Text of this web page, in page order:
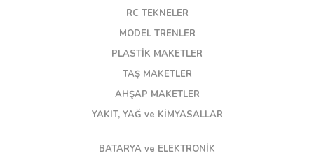
RC TEKNELER
MODEL TRENLER
PLASTİK MAKETLER
TAŞ MAKETLER
AHŞAP MAKETLER
YAKIT, YAĞ ve KİMYASALLAR
BATARYA ve ELEKTRONİK